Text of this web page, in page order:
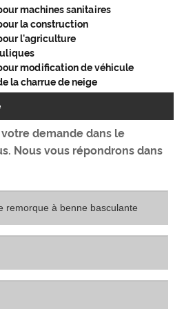
machines sanitaires
la construction
l'agriculture
modification de véhicule
la charrue de neige
demande dans le
Nous vous répondrons dans